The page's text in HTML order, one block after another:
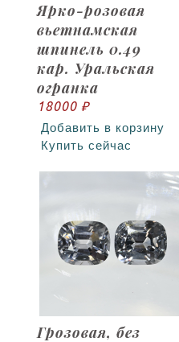
Ярко-розовая
вьетнамская
шпинель 0.49
кар. Уральская
огранка
18000 ₽
Добавить в корзину
Купить сейчас
Грозовая, без